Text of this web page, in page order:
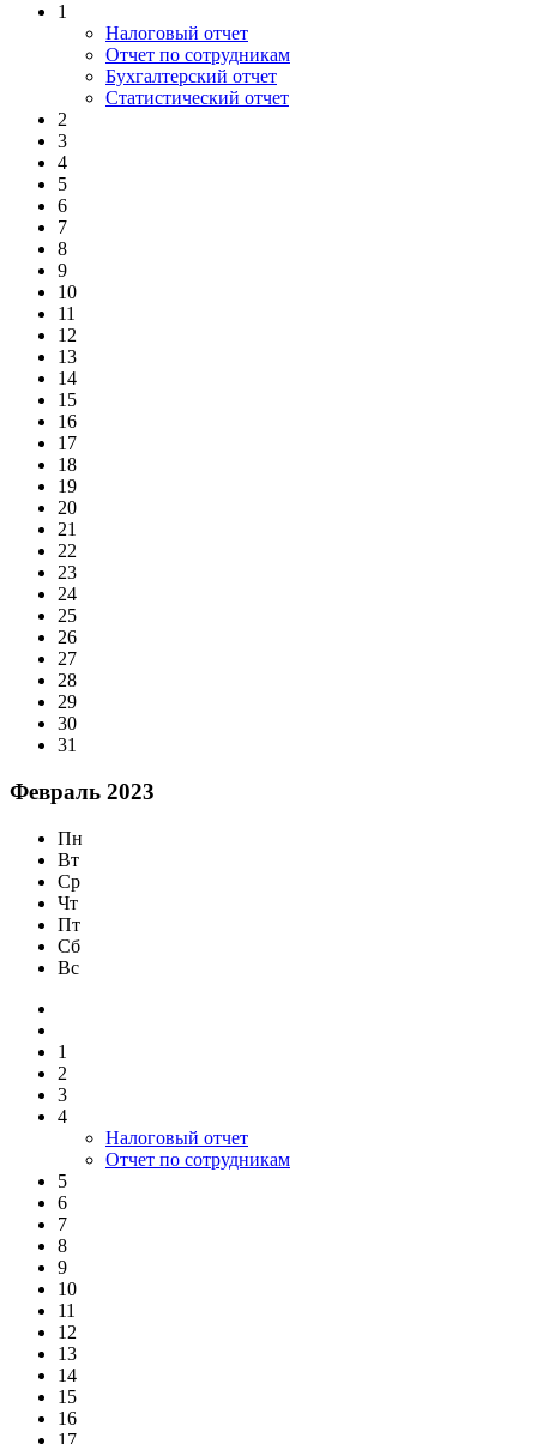
1
Налоговый отчет
Отчет по сотрудникам
Бухгалтерский отчет
Статистический отчет
2
3
4
5
6
7
8
9
10
11
12
13
14
15
16
17
18
19
20
21
22
23
24
25
26
27
28
29
30
31
Февраль 2023
Пн
Вт
Ср
Чт
Пт
Сб
Вс
1
2
3
4
Налоговый отчет
Отчет по сотрудникам
5
6
7
8
9
10
11
12
13
14
15
16
17